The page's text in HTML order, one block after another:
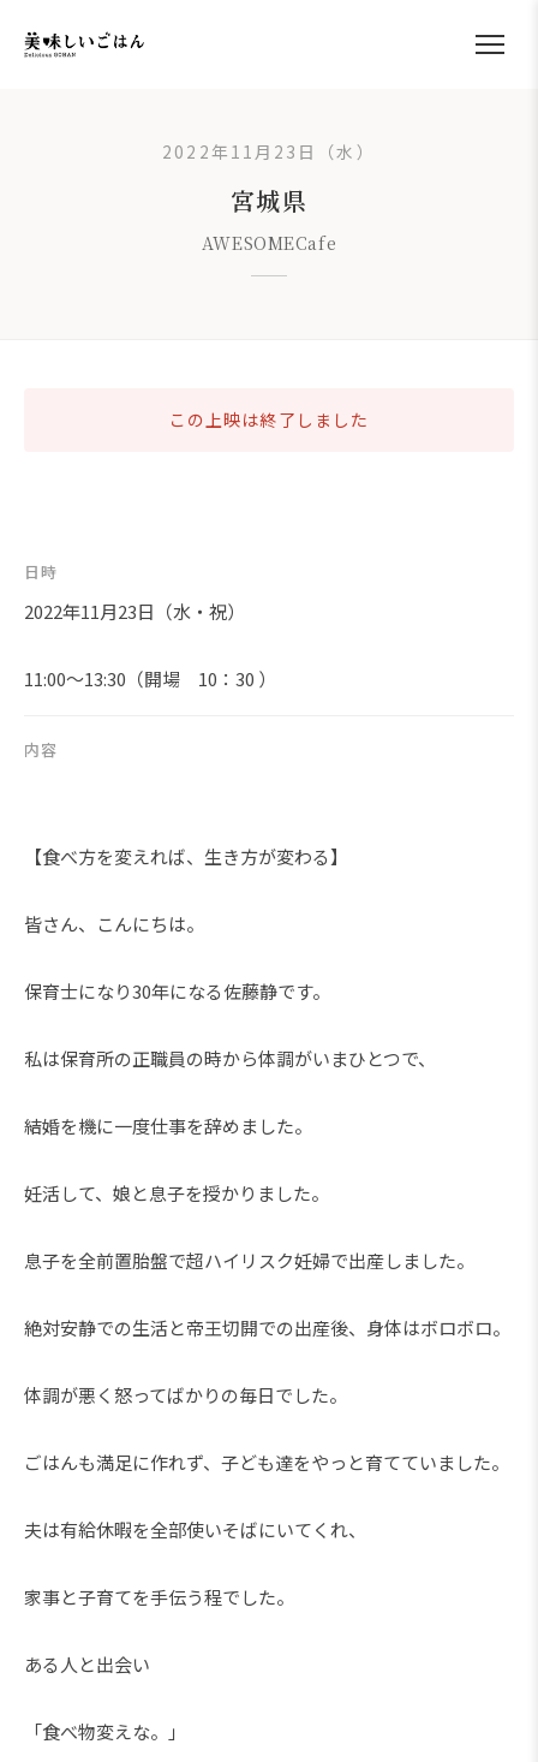
2022年11月23日（水）
宮城県
AWESOMECafe
この上映は終了しました
日時
2022年11月23日（水・祝）
11:00～13:30（開場 10：30 ）
内容
【食べ方を変えれば、生き方が変わる】
皆さん、こんにちは。
保育士になり30年になる佐藤静です。
私は保育所の正職員の時から体調がいまひとつで、
結婚を機に一度仕事を辞めました。
妊活して、娘と息子を授かりました。
息子を全前置胎盤で超ハイリスク妊婦で出産しました。
絶対安静での生活と帝王切開での出産後、身体はボロボロ。
体調が悪く怒ってばかりの毎日でした。
ごはんも満足に作れず、子ども達をやっと育てていました。
夫は有給休暇を全部使いそばにいてくれ、
家事と子育てを手伝う程でした。
ある人と出会い
「食べ物変えな。」